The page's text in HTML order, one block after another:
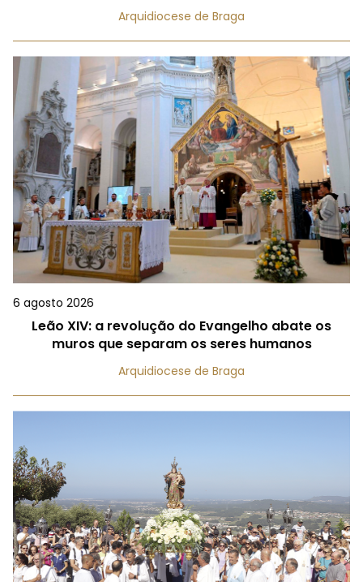
Arquidiocese de Braga
6 agosto 2026
Leão XIV: a revolução do Evangelho abate os
muros que separam os seres humanos
Arquidiocese de Braga